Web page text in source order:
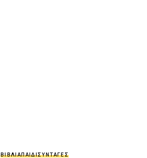
ΒΙΒΛΊΑΠΑΙΔΊΣΥΝΤΑΓΈΣ